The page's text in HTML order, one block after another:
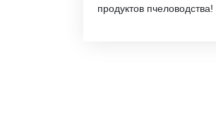
продуктов пчеловодства!